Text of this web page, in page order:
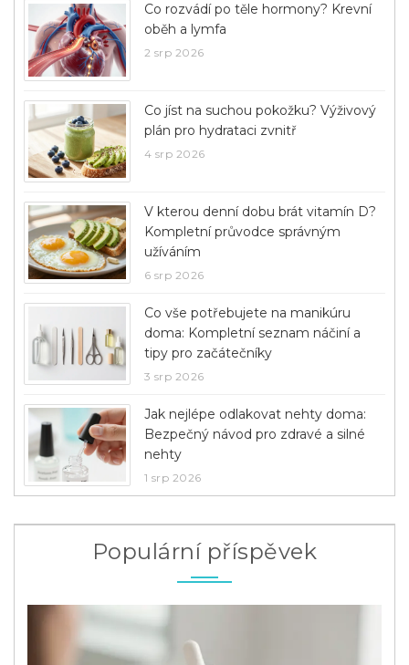
Co rozvádí po těle hormony? Krevní
oběh a lymfa
2 srp 2026
Co jíst na suchou pokožku? Výživový
plán pro hydrataci zvnitř
4 srp 2026
V kterou denní dobu brát vitamín D?
Kompletní průvodce správným
užíváním
6 srp 2026
Co vše potřebujete na manikúru
doma: Kompletní seznam náčiní a
tipy pro začátečníky
3 srp 2026
Jak nejlépe odlakovat nehty doma:
Bezpečný návod pro zdravé a silné
nehty
1 srp 2026
Populární příspěvek